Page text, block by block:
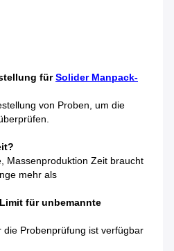
für Solider Manpack-
von Proben, um die
Massenproduktion Zeit braucht
mehr als
für unbemannte
die Probenprüfung ist verfügbar